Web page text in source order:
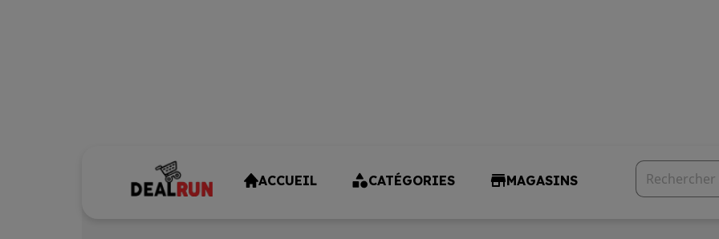
ACCUEIL CATÉGORIES MAGASINS